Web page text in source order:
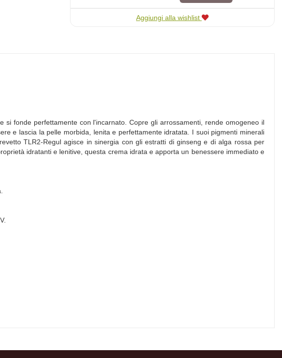
Aggiungi alla wishlist
fonde perfettamente con l'incarnato. Copre gli arrossamenti, rende omogeneo il
e lascia la pelle morbida, lenita e perfettamente idratata. I suoi pigmenti minerali
TLR2-Regul agisce in sinergia con gli estratti di ginseng e di alga rossa per
idratanti e lenitive, questa crema idrata e apporta un benessere immediato e